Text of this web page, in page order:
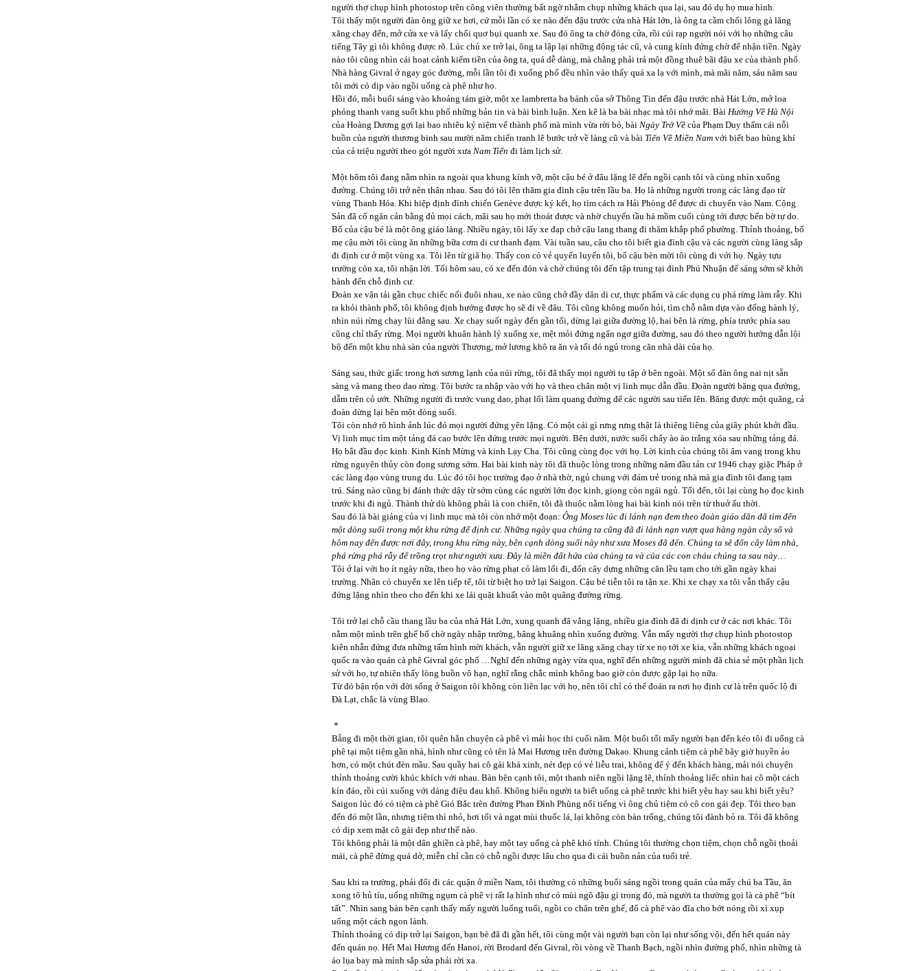
người thợ chụp hình photostop trên công viên thường bất ngờ nhắm chụp những khách qua lại, sau đó dụ họ mua hình.
Tôi thấy một người đàn ông giữ xe hơi, cứ mỗi lần có xe nào đến đậu trước cửa nhà Hát lớn, là ông ta cầm chổi lông gà lăng
xăng chạy đến, mở cửa xe và lấy chổi quơ bụi quanh xe. Sau đó ông ta chờ đóng cửa, rồi cúi rạp người nói với họ những câu
tiếng Tây gì tôi không được rõ. Lúc chủ xe trở lại, ông ta lập lại những động tác cũ, và cung kính đứng chờ để nhận tiền. Ngày
nào tôi cũng nhìn cái hoạt cảnh kiếm tiền của ông ta, quá dễ dàng, mà chẳng phải trả một đồng thuê bãi đậu xe của thành phố.
Nhà hàng Givral ở ngay góc đường, mỗi lần tôi đi xuống phố đều nhìn vào thấy quá xa lạ với mình, mà mãi năm, sáu năm sau
tôi mới có dịp vào ngồi uống cà phê như họ.
Hồi đó, mỗi buổi sáng vào khoảng tám giờ, một xe lambretta ba bánh của sở Thông Tin đến đậu trước nhà Hát Lớn, mở loa
phóng thanh vang suốt khu phố những bản tin và bài bình luận. Xen kẽ là ba bài nhạc mà tôi nhớ mãi. Bài Hướng Về Hà Nội
của Hoàng Dương gợi lại bao nhiêu kỷ niệm vể thành phố mà mình vừa rời bỏ, bài Ngày Trở Về của Phạm Duy thấm cái nỗi
buồn của người thương binh sau mười năm chiến tranh lê bước trở về làng cũ và bài Tiến Về Miền Nam với biết bao hùng khí
của cả triệu người theo gót người xưa Nam Tiến đi làm lịch sử.
Một hôm tôi đang nằm nhìn ra ngoài qua khung kính vỡ, một cậu bé ở đâu lặng lẽ đến ngồi cạnh tôi và cùng nhìn xuống
đường. Chúng tôi trở nên thân nhau. Sau đó tôi lên thăm gia đình cậu trên lầu ba. Họ là những người trong các làng đạo từ
vùng Thanh Hóa. Khi hiệp định đình chiến Genève được ký kết, họ tìm cách ra Hải Phòng để được di chuyển vào Nam. Cộng
Sản đã cố ngăn cản bằng đủ mọi cách, mãi sau họ mới thoát được và nhờ chuyến tầu há mồm cuối cùng tới được bến bờ tự do.
Bố của cậu bé là một ông giáo làng. Nhiều ngày, tôi lấy xe đạp chở cậu lang thang đi thăm khắp phố phường. Thỉnh thoảng, bố
mẹ cậu mời tôi cùng ăn những bữa cơm di cư thanh đạm. Vài tuần sau, cậu cho tôi biết gia đình cậu và các người cùng làng sắp
đi định cư ở một vùng xa. Tôi lên từ giã họ. Thấy con có vẻ quyến luyến tôi, bố cậu bèn mời tôi cùng đi với họ. Ngày tựu
trường còn xa, tôi nhận lời. Tối hôm sau, có xe đến đón và chở chúng tôi đến tập trung tại đình Phú Nhuận để sáng sớm sẽ khởi
hành đến chỗ định cư.
Đoàn xe vận tải gần chục chiếc nối đuôi nhau, xe nào cũng chở đầy dân di cư, thực phẩm và các dụng cụ phá rừng làm rẫy. Khi
ra khỏi thành phố, tôi không định hướng được họ sẽ đi về đâu. Tôi cũng không muốn hỏi, tìm chỗ nằm dựa vào đống hành lý,
nhìn núi rừng chạy lùi đằng sau. Xe chạy suốt ngày đến gần tối, dừng lại giữa đường lộ, hai bên là rừng, phía trước phía sau
cũng chỉ thấy rừng. Mọi người khuân hành lý xuống xe, mệt mỏi đứng ngẩn ngơ giữa đường, sau đó theo người hướng dẫn lội
bộ đến một khu nhà sàn của người Thượng, mở lương khô ra ăn và tối đó ngủ trong căn nhà dài của họ.
Sáng sau, thức giấc trong hơi sương lạnh của núi rừng, tôi đã thấy mọi người tụ tập ở bên ngoài. Một số đàn ông nai nịt sẵn
sàng và mang theo dao rừng. Tôi bước ra nhập vào với họ và theo chân một vị linh mục dẫn đầu. Đoàn người băng qua đường,
dẫm trên cỏ ướt. Những người đi trước vung dao, phạt lối làm quang đường để các người sau tiến lên. Băng được một quãng, cả
đoàn dừng lại bên một dòng suối.
Tôi còn nhớ rõ hình ảnh lúc đó mọi người đứng yên lặng. Có một cái gì rưng rưng thật là thiêng liêng của giây phút khởi đầu.
Vị linh mục tìm một tảng đá cao bước lên đứng trước mọi người. Bên dưới, nước suối chẩy ào ào trắng xóa sau những tảng đá.
Họ bắt đầu đọc kinh. Kinh Kính Mừng và kinh Lạy Cha. Tôi cũng cùng đọc với họ. Lời kinh của chúng tôi âm vang trong khu
rừng nguyên thủy còn đọng sương sớm. Hai bài kinh này tôi đã thuộc lòng trong những năm đầu tản cư 1946 chạy giặc Pháp ở
các làng đạo vùng trung du. Lúc đó tôi học trường đạo ở nhà thờ, ngủ chung với đám trẻ trong nhà mà gia đình tôi đang tạm
trú. Sáng nào cũng bị đánh thức dậy từ sớm cùng các người lớn đọc kinh, giọng còn ngái ngủ. Tối đến, tôi lại cùng họ đọc kinh
trước khi đi ngủ. Thành thử dù không phải là con chiên, tôi đã thuộc nằm lòng hai bài kinh nói trên từ thuở ấu thời.
Sau đó là bài giảng của vị linh mục mà tôi còn nhớ một đoạn: Ông Moses lúc đi lánh nạn đem theo đoàn giáo dân đã tìm đến
một dòng suối trong một khu rừng để định cư. Những ngày qua chúng ta cũng đã đi lánh nạn vượt qua hàng ngàn cây số và
hôm nay đến được nơi đây, trong khu rừng này, bên cạnh dòng suối này như xưa Moses đã đến. Chúng ta sẽ đốn cây làm nhà,
phá rừng phá rẫy để trồng trọt như người xưa. Đây là miền đất hứa của chúng ta và của các con cháu chúng ta sau này…
Tôi ở lại với họ ít ngày nữa, theo họ vào rừng phạt cỏ làm lối đi, đốn cây dựng những căn lều tạm cho tới gần ngày khai
trường. Nhân có chuyến xe lên tiếp tế, tôi từ biệt họ trở lại Saigon. Cậu bé tiễn tôi ra tận xe. Khi xe chạy xa tôi vẫn thấy cậu
đứng lặng nhìn theo cho đến khi xe lái quặt khuất vào một quãng đường rừng.
Tôi trở lại chỗ cầu thang lầu ba của nhà Hát Lớn, xung quanh đã vắng lặng, nhiều gia đình đã đi dịnh cư ở các nơi khác. Tôi
nằm một mình trên ghế bố chờ ngày nhập trường, bâng khuâng nhìn xuống đường. Vẫn mấy người thợ chụp hình photostop
kiên nhẫn đứng đưa những tấm hình mời khách, vẫn người giữ xe lăng xăng chạy từ xe nọ tới xe kia, vẫn những khách ngoại
quốc ra vào quán cà phê Givral góc phố …Nghĩ đến những ngày vừa qua, nghĩ đến những người mình đã chia sẻ một phần lịch
sử với họ, tự nhiên thấy lòng buồn vô hạn, nghĩ rằng chắc mình không bao giờ còn được gặp lại họ nữa.
Từ đó bận rộn với đời sống ở Saigon tôi không còn liên lạc với họ, nên tôi chỉ có thể đoán ra nơi họ định cư là trên quốc lộ đi
Đà Lạt, chắc là vùng Blao.
*
Bẵng đi một thời gian, tôi quên hẳn chuyện cà phê vì mải học thi cuối năm. Một buổi tối mấy người bạn đến kéo tôi đi uống cà
phê tại một tiệm gần nhà, hình như cũng có tên là Mai Hương trên đường Dakao. Khung cảnh tiệm cà phê bây giờ huyền ảo
hơn, có một chút đèn mầu. Sau quầy hai cô gái khá xinh, nét đẹp có vẻ liễu trai, không để ý đến khách hàng, mải nói chuyện
thỉnh thoảng cười khúc khích với nhau. Bàn bên cạnh tôi, một thanh niên ngồi lặng lẽ, thỉnh thoảng liếc nhìn hai cô một cách
kín đáo, rồi cúi xuống với dáng điệu đau khổ. Không hiểu người ta biết uống cà phê trước khi biết yêu hay sau khi biết yêu?
Saigon lúc đó có tiệm cà phê Gió Bắc trên đường Phan Đình Phùng nổi tiếng vì ông chủ tiệm có cô con gái đẹp. Tôi theo bạn
đến đó một lần, nhưng tiệm thì nhỏ, hơi tối và ngạt mùi thuốc lá, lại không còn bàn trống, chúng tôi đành bỏ ra. Tôi đã không
có dịp xem mặt cô gái đẹp như thế nào.
Tôi không phải là một dân ghiền cà phê, hay một tay uống cà phê khó tính. Chúng tôi thường chọn tiệm, chọn chỗ ngồi thoải
mái, cà phê đừng quá dở, miễn chỉ cần có chỗ ngồi được lâu cho qua đi cái buồn nản của tuổi trẻ.
Sau khi ra trường, phải đổi đi các quận ở miền Nam, tôi thường có những buổi sáng ngồi trong quán của mấy chú ba Tầu, ăn
xong tô hủ tíu, uống những ngụm cà phê vị rất lạ hình như có mùi ngô đậu gì trong đó, mà người ta thường gọi là cà phê “bít
tất”. Nhìn sang bàn bên cạnh thấy mấy người luống tuổi, ngồi co chân trên ghế, đổ cà phê vào đĩa cho bớt nóng rồi xì xụp
uống một cách ngon lành.
Thỉnh thoảng có dịp trở lại Saigon, bạn bè đã đi gần hết, tôi cùng một vài người bạn còn lại như sống vội, đến hết quán này
đến quán nọ. Hết Mai Hương đến Hanoi, rời Brodard đến Givral, rồi vòng về Thanh Bạch, ngồi nhìn đường phố, nhìn những tà
áo lụa bay mà mình sắp sửa phải rời xa.